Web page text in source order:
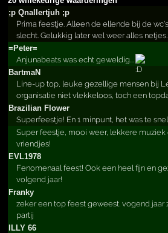
;­p Qnallertjuh ;­p
Prima feestje. Alleen de ellende bij de
slecht. Gelukkig later wel weer alles netjes.
=Peter=
Anjunabeats was echt geweldig...
BartmaN
Line-up top, leuke gezellige mensen bij
organisatie niet vlekkeloos, toch een
Brazilian Flower
Superfeestje! En 1 minpunt, het was te
Super feestje, mooi weer, lekkere muziek
vriendjes!
EVL1978
Fenomenaal feest! Ook een heel fijn en
volgend jaar!
Franky
zeker een top feest geweest. vogend jaar
partij
ILLY 66